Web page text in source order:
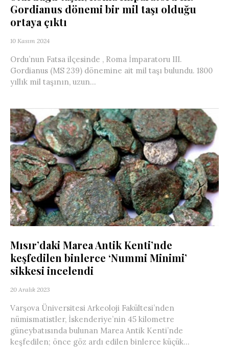
Gordianus dönemi bir mil taşı olduğu
ortaya çıktı
10 Kasım 2024
Ordu’nun Fatsa ilçesinde , Roma İmparatoru III.
Gordianus (MS 239) dönemine ait mil taşı bulundu. 1800
yıllık mil taşının, uzun...
Mısır’daki Marea Antik Kenti’nde
keşfedilen binlerce ‘Nummi Minimi’
sikkesi incelendi
20 Aralık 2023
Varşova Üniversitesi Arkeoloji Fakültesi’nden
nümismatistler, İskenderiye’nin 45 kilometre
güneybatısında bulunan Marea Antik Kenti’nde
keşfedilen; önce göz ardı edilen binlerce küçük...